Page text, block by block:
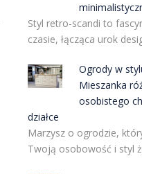
Styl retro-scandi to
czasie, łącząca urok
Ogrody w
Mieszanka
osobistego
działce
Marzysz o ogrodzie,
Twoją osobowość i styl